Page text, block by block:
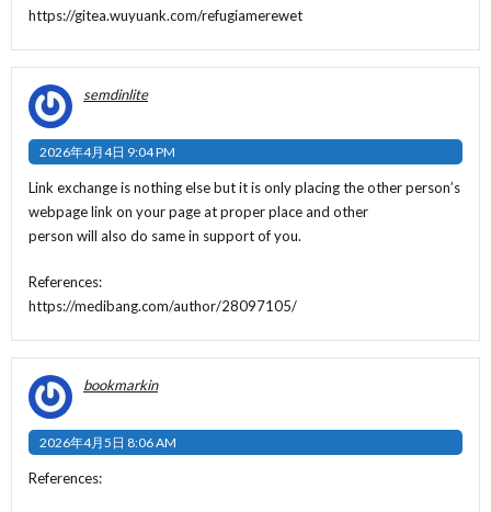
https://gitea.wuyuank.com/refugiamerewet
semdinlite
2026年4月4日 9:04 PM
Link exchange is nothing else but it is only placing the other person’s
webpage link on your page at proper place and other
person will also do same in support of you.
References:
https://medibang.com/author/28097105/
bookmarkin
2026年4月5日 8:06 AM
References: